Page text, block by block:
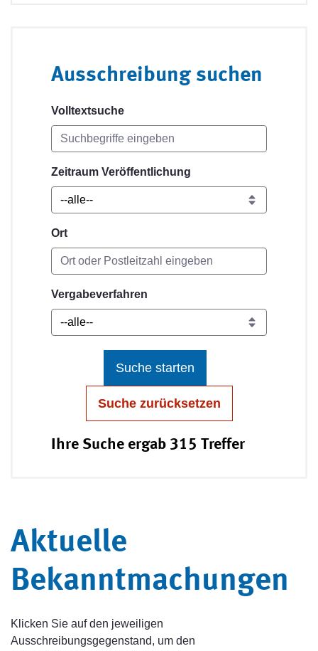
Ausschreibung suchen
Volltextsuche
Zeitraum Veröffentlichung
Ort
Vergabeverfahren
Suche starten
Suche zurücksetzen
Ihre Suche ergab 315 Treffer
Aktuelle
Bekanntmachungen
Klicken Sie auf den jeweiligen
Ausschreibungsgegenstand, um den